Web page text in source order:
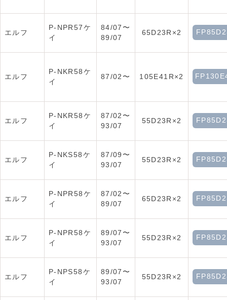
エルフ
P-NPR57ケ
イ
84/07〜
89/07
65D23R×2
エルフ
P-NKR58ケ
イ
87/02〜 105E41R×2
エルフ
P-NKR58ケ
イ
87/02〜
93/07
55D23R×2
エルフ
P-NKS58ケ
イ
87/09〜
93/07
55D23R×2
エルフ
P-NPR58ケ
イ
87/02〜
89/07
65D23R×2
エルフ
P-NPR58ケ
イ
89/07〜
93/07
55D23R×2
エルフ
P-NPS58ケ
イ
89/07〜
93/07
55D23R×2